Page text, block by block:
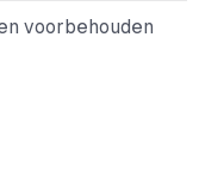
voorbehouden